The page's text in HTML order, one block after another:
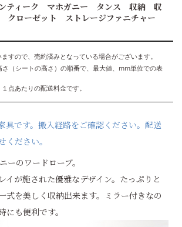
ティーク マホガニー タンス 収納 収
ローゼット ストレージファニチャー
すので、売約済みとなっている場合がございます。
（シートの高さ）の順番で、最大値、mm単位での表
点あたりの配送料金です。
具です。搬入経路をご確認ください。配送
ください。
ーのワードローブ。
イが施された優雅なデザイン。たっぷりと
式を美しく収納出来ます。ミラー付きなの
にも便利です。